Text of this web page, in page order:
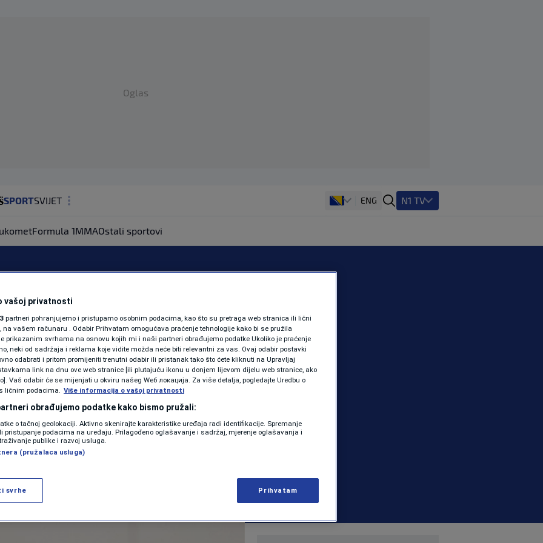
Oglas
SPORTSVIJET
ZDRAVLJE
SHOWBIZ
KOLUMNE
PODCAST
N1 SPECIJAL
FENOMENI
NEISTRAŽENO
VIRALNO
ENG N1 TV
Formula 1MMAOstali sportovi
preokreta srušilo
ga ka drugoj ligi,
zagorčao
| NOGOMET | komentara
Više
vašoj privatnosti
partneri pohranjujemo i pristupamo osobnim podacima, kao što su pretraga web stranica ili lični
na vašem računaru . Odabir Prihvatam omogućava praćenje tehnologije kako bi se pružila
prikazanim svrhama na osnovu kojih mi i naši partneri obrađujemo podatke Ukoliko je praćenje
neki od sadržaja i reklama koje vidite možda neće biti relevantni za vas. Ovaj odabir postavki
odabrati i pritom promijeniti trenutni odabir ili pristanak tako što ćete kliknuti na Upravljaj
link na dnu ove web stranice [ili plutajuću ikonu u donjem lijevom dijelu web stranice, ako
Vaš odabir će se mijenjati u okviru našeg Wеб локација. Za više detalja, pogledajte Uredbu o
ličnim podacima. Više informacija o vašoj privatnosti
obrađujemo podatke kako bismo pružali:
o tačnoj geolokaciji. Aktivno skenirajte karakteristike uređaja radi identifikacije. Spremanje
pristupanje podacima na uređaju. Prilagođeno oglašavanje i sadržaj, mjerenje oglašavanja i
publike i razvoj usluga.
(pružalaca usluga)
svrhe Prihvatam